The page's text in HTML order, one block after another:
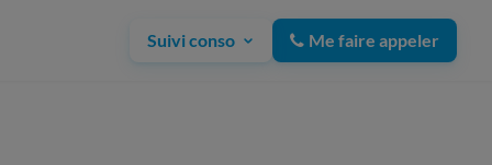
Suivi conso Me faire appeler